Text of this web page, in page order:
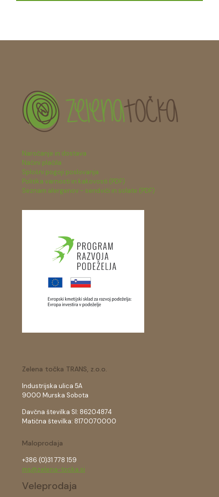
Naročanje in dostava
Načini plačila
Splošni pogoji poslovanja
Politika varnosti in kakovosti (PDF)
Seznam alergenov - sendviči in solate (PDF)
Zelena točka TRANS, z.o.o.
Industrijska ulica 5A
9000 Murska Sobota
Davčna številka SI: 86204874
Matična številka: 8170070000
Maloprodaja
+386 (0)31 778 159
ms@zelena-tocka.si
Veleprodaja